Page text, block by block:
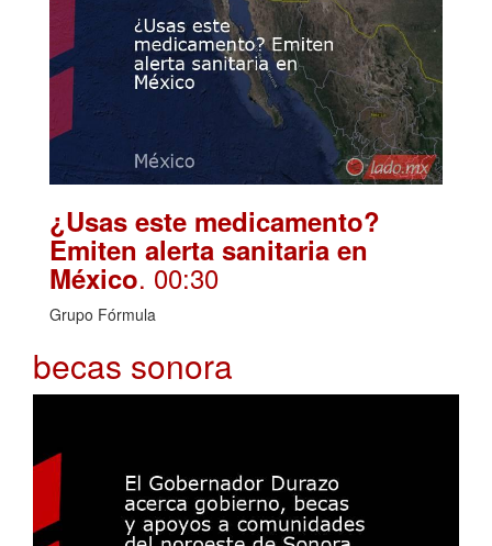
¿Usas este medicamento?
Emiten alerta sanitaria en
México. 00:30
Grupo Fórmula
becas sonora